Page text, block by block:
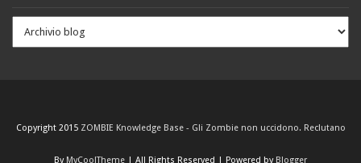
Copyright 2015 ZOMBIE Knowledge Base - Gli Zombie non uccidono. Reclutano
By MyCoolTheme | All Rights Reserved | Powered by Blogger